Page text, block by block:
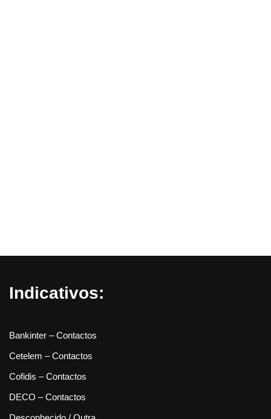
Indicativos:
Bankinter – Contactos
Cetelem – Contactos
Cofidis – Contactos
DECO – Contactos